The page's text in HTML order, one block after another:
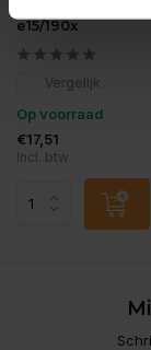
e15/190x
Vergelijk
Op voorraad
€17,51
Incl. btw